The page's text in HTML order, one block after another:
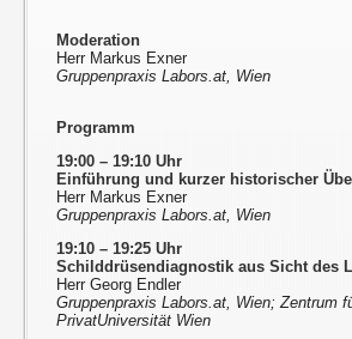
Moderation
Herr Markus Exner
Gruppenpraxis Labors.at, Wien
Programm
19:00 – 19:10 Uhr
Einführung und kurzer historischer
Herr Markus Exner
Gruppenpraxis Labors.at, Wien
19:10 – 19:25 Uhr
Schilddrüsendiagnostik aus Sicht des
Herr Georg Endler
Gruppenpraxis Labors.at, Wien; Zentrum
PrivatUniversität Wien